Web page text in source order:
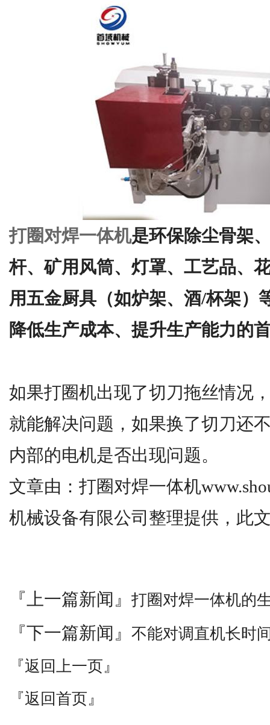
打圈对焊一体机是环保除尘骨架
杆、矿用风筒、灯罩、工艺品、
用五金厨具（如炉架、酒/杯架）
降低生产成本、提升生产能力的
如果打圈机出现了切刀拖丝情况
就能解决问题，如果换了切刀还
内部的电机是否出现问题。
文章由：打圈对焊一体机
机械设备有限公司整理提供，此
『上一篇新闻』 打圈对焊一体机的
『下一篇新闻』 不能对调直机长时
『返回上一页』
『返回首页』